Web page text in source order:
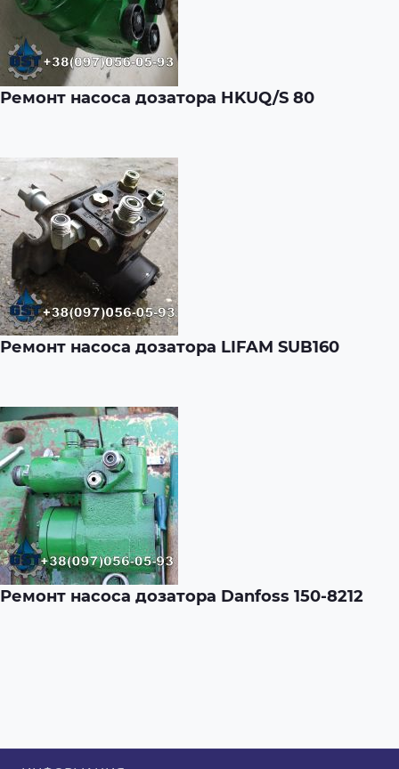
Ремонт насоса дозатора HKUQ/S 80
Ремонт насоса дозатора LIFAM SUB160
Ремонт насоса дозатора Danfoss 150-8212